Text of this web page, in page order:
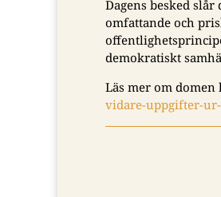
Dagens besked
omfattande och
demokratiskt
Läs mer om domen
vidare-uppgifter-